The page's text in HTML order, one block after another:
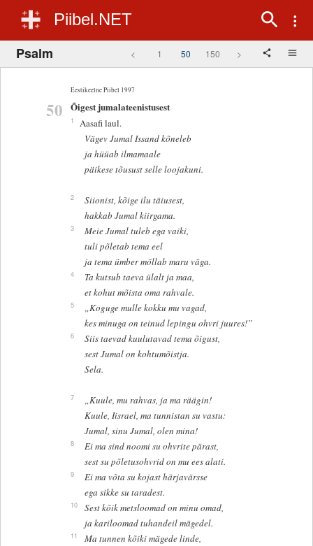
Piibel.NET
Psalm < 1 50 150 >
Eestikeelne Piibel 1997
50 Õigest jumalateenistusest
1
Aasafi laul.
Vägev Jumal Issand kõneleb
ja hüüab ilmamaale
päikese tõusust selle loojakuni.
2
Siionist, kõige ilu täiusest,
hakkab Jumal kiirgama.
3
Meie Jumal tuleb ega vaiki,
tuli põletab tema eel
ja tema ümber möllab maru väga.
4
Ta kutsub taeva ülalt ja maa,
et kohut mõista oma rahvale.
5
„Koguge mulle kokku mu vagad,
kes minuga on teinud lepingu ohvri juures!”
6
Siis taevad kuulutavad tema õigust,
sest Jumal on kohtumõistja.
Sela.
7
„Kuule, mu rahvas, ja ma räägin!
Kuule, Iisrael, ma tunnistan su vastu:
Jumal, sinu Jumal, olen mina!
8
Ei ma sind noomi su ohvrite pärast,
sest su põletusohvrid on mu ees alati.
9
Ei ma võta su kojast härjavärsse
ega sikke su taradest.
10
Sest kõik metsloomad on minu omad,
ja kariloomad tuhandeil mägedel.
11
Ma tunnen kõiki mägede linde,